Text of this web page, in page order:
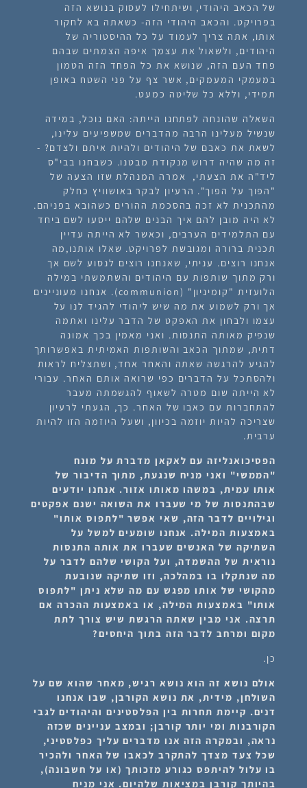
של הכאב היהודי, ושיתחילו לעסוק בנושא הזה
בפרויקט. והכאב היהודי הזה- כשאתה בא לחקור
אותו, אתה צריך לעמוד על כל ההיסטוריה של
היהודים, ולשאול את עצמך איפה הצמתים שבהם
פחד העם הזה, שנושא את כל הפחד הזה הטמון
במעמקי המעמקים, אשר צף על פני השטח באופן
תמידי, וללא כל שליטה כמעט.
השאלה שהונחה לפתחנו הייתה: האם נוכל, במידה
שנשיל מעלינו הרבה מהדברים שמשפיעים עלינו,
לשאת את כאבם של היהודים ולהיות איתם ולצדם? -
זה מה שהיה דרוש מנקודת מבטנו. כשבחנו בבי"ס
ליד"ה את הצעתי, אמרה המנהלת שזו הצעה של
"הפוך על הפוך". הרעיון לבקר באושוויץ כחלק
מהתכנית לא זכה בהסכמת ההורים כשהובא בפניהם.
לא היה מובן להם איך הבנים שלהם ייסעו לשם ביחד
עם התלמידים הערבים, וכאשר לא הייתה עדיין
תכנית ברורה ומגובשת לפרויקט. שאלו אותנו,מה
אנחנו רוצים. עניתי, שאנחנו רוצים לנסוע לשם אך
ורק מתוך שותפות עם היהודים והשתמשתי במילה
הלועזית "קומיניון" (communion). אנחנו מעוניינים
אך ורק לשמוע את מה שיש ליהודי להגיד לנו על
עצמו ולבחון את האפקט של הדבר עלינו ואתמה
שנפיק מאותה התנסות. ואני מאמין בכך אמונה
דתית, שמתוך הכאב והשותפות האמיתית באפשרותך
להגיע להרגשה שאתה והאחר אחד, ושתצליח לראות
ולהסתכל על הדברים כפי שרואה אותם האחר. עבורי
לא הייתה שום מטרה לשאוף להגשמתה מעבר
להתחברות עם כאבו של האחר. כך, הגעתי לרעיון
שצריכה להיות יוזמה בכיוון, ושעל היוזמה הזו להיות
ערבית.
הפסיכואנליזה עם לאקאן מדברת על מונח
"הממשי" ואני מניח שנגעת, מתוך הדיבור של
אותו עמית, במשהו מאותו אזור. אנחנו יודעים
שבהתנסות של מי שעברו את השואה ישנם אפקטים
וגילויים לדבר הזה, שאי אפשר "לתפוס אותו"
באמצעות המילה. אנחנו שומעים למשל על
השתיקה של האנשים שעברו את אותה התנסות
נוראית של ההשמדה, ועל הקושי שלהם לדבר על
מה שנתקלו בו במהלכה, וזו שתיקה שנובעת
מהקושי של אותו מפגש עם מה שלא ניתן "לתפוס
אותו" באמצעות המילה, או באמצעות ההכרה אם
תרצה. אני מבין שאתה הרגשת שיש צורך לתת
מקום ומרחב לדבר הזה בתוך היחסים?
כן.
אולם נושא זה הוא נושא רגיש, מאחר שהוא שם על
השולחן, מידית, את נושא הקורבן, שבו אנחנו
דנים. קיימת תחרות בין הפלסטינים והיהודים לגבי
הקורבנות ומי יותר קורבן; ובמצב עניינים שכזה
נראה, ובמקרה הזה אנו מדברים עליך כפלסטיני,
שכל צעד מצדך להתקרב לכאבו של האחר ולהכיר
בו עלול להיתפס כגורע מזכותך (או על חשבונה),
בהיותך קורבן במציאות שלהיום. אני מניח